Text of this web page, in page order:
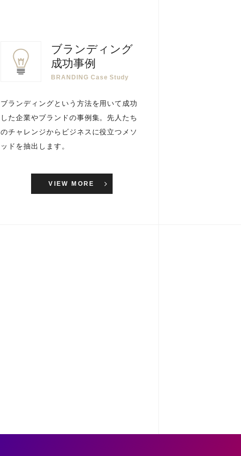
ブランディング
成功事例
BRANDING Case Study
ブランディングという方法を用いて成功
した企業やブランドの事例集。先人たち
のチャレンジからビジネスに役立つメソ
ッドを抽出します。
VIEW MORE